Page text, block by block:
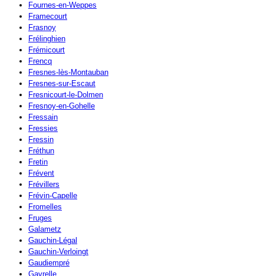
Fournes-en-Weppes
Framecourt
Frasnoy
Frélinghien
Frémicourt
Frencq
Fresnes-lès-Montauban
Fresnes-sur-Escaut
Fresnicourt-le-Dolmen
Fresnoy-en-Gohelle
Fressain
Fressies
Fressin
Fréthun
Fretin
Frévent
Frévillers
Frévin-Capelle
Fromelles
Fruges
Galametz
Gauchin-Légal
Gauchin-Verloingt
Gaudiempré
Gavrelle